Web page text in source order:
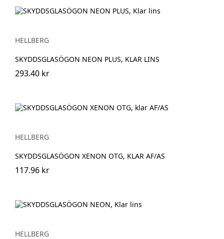
HELLBERG
SKYDDSGLASÖGON NEON PLUS, KLAR LINS
293.40 kr
HELLBERG
SKYDDSGLASÖGON XENON OTG, KLAR AF/AS
117.96 kr
HELLBERG